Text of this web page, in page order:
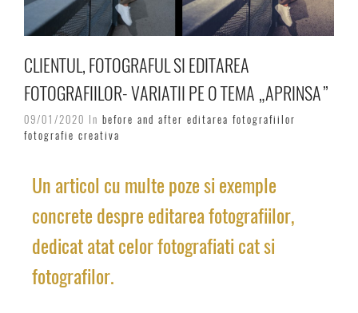
CLIENTUL, FOTOGRAFUL SI EDITAREA
FOTOGRAFIILOR- VARIATII PE O TEMA „APRINSA”
09/01/2020 In before and after editarea fotografiilor
fotografie creativa
Un articol cu multe poze si exemple
concrete despre editarea fotografiilor,
dedicat atat celor fotografiati cat si
fotografilor.